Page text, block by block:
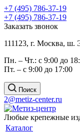
+7 (495) 786-37-19
+7 (495) 786-37-19
Заказать звонок
111123, г. Москва, ш.
Пн. – Чт.: с 9:00 до
Пт. – с 9:00 до 17:00
Поиск
2@metiz-center.ru
Любые крепежные
Каталог